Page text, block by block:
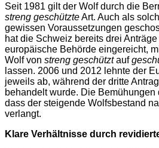
Seit 1981 gilt der Wolf durch die
streng geschützteArt. Auch als
gewissen Voraussetzungen
hatdie Schweiz bereits drei
europäische Behörde eingereicht,
Wolf von streng geschütztauf
lassen. 2006 und 2012 lehnte der
jeweils ab, während der dritte
behandelt wurde. Die
dass der steigende Wolfsbestand
verlangt.
Klare Verhältnisse durch